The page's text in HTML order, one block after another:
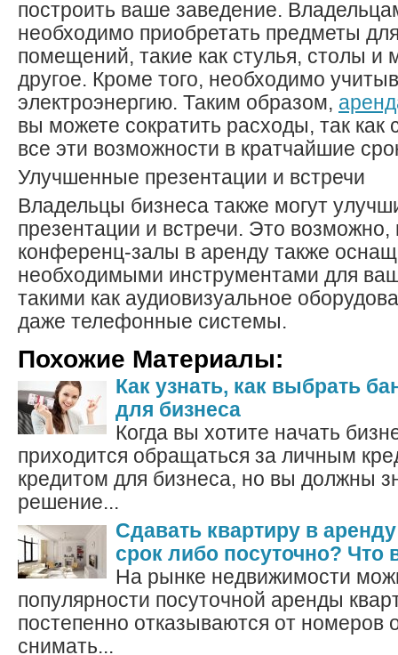
построить ваше заведение.
необходимо приобретать предметы
помещений, такие как стулья, столы и
другое. Кроме того, необходимо
электроэнергию. Таким образом,
вы можете сократить расходы, так как
все эти возможности в кратчайшие
Улучшенные презентации и встречи
Владельцы бизнеса также могут
презентации и встречи. Это возможно,
конференц-залы в аренду также
необходимыми инструментами для
такими как аудиовизуальное
даже телефонные системы.
Похожие Материалы:
Как узнать, как выбрать
для бизнеса
Когда вы хотите начать
приходится обращаться за личным
кредитом для бизнеса, но вы должны
решение...
Сдавать квартиру в
срок либо посуточно? Что
На рынке недвижимости
популярности посуточной аренды
постепенно отказываются от номеров
снимать...